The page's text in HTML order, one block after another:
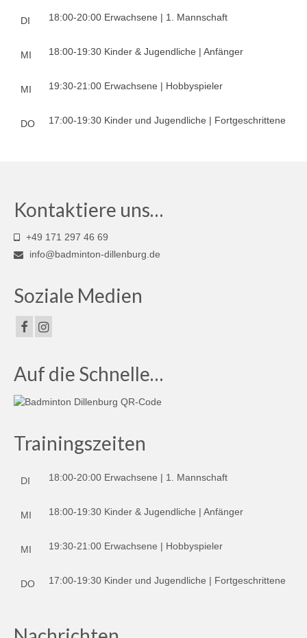
1. Mannschaft
2. Mannschaft
U15-Mannschaft
Archiv
2024/2025
Tabelle Bezirksliga B | Saison 2025/2026
Tabelle U19-Mini | Saison 2024/2025
Tabelle U17-Mini | Saison 2024/2025
Tabelle Schülerklasse | Saison 2024/2025
Tabelle U15-Mini | Saison 2024/2025
Tabelle Verbandsliga Nord | Saison
DI 18:00-20:00 Erwachsene | 1. Mannschaft
MI 18:00-19:30 Kinder & Jugendliche | Anfänger
MI 19:30-21:00 Erwachsene | Hobbyspieler
DO 17:00-19:30 Kinder und Jugendliche | Fortgeschrittene
Kontaktiere uns…
+49 171 297 46 69
info@badminton-dillenburg.de
Soziale Medien
Auf die Schnelle…
Trainingszeiten
DI 18:00-20:00 Erwachsene | 1. Mannschaft
MI 18:00-19:30 Kinder & Jugendliche | Anfänger
MI 19:30-21:00 Erwachsene | Hobbyspieler
DO 17:00-19:30 Kinder und Jugendliche | Fortgeschrittene